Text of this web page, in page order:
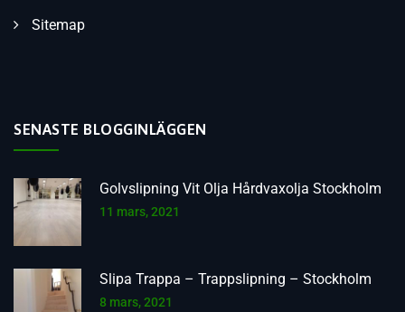
Sitemap
SENASTE BLOGGINLÄGGEN
Golvslipning Vit Olja Hårdvaxolja Stockholm
11 mars, 2021
Slipa Trappa – Trappslipning – Stockholm
8 mars, 2021